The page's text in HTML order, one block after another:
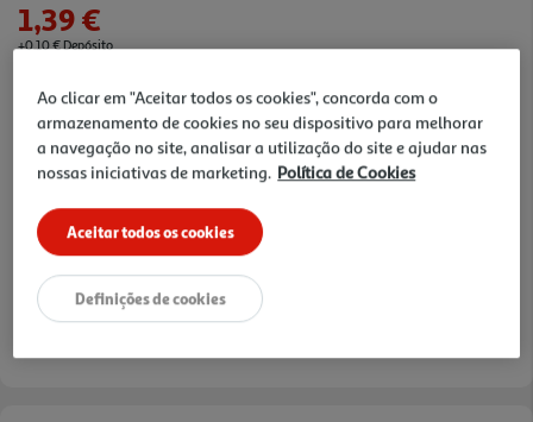
1,39 €
+0,10 € Depósito
Notas de preparação
Ao clicar em "Aceitar todos os cookies", concorda com o
armazenamento de cookies no seu dispositivo para melhorar
a navegação no site, analisar a utilização do site e ajudar nas
nossas iniciativas de marketing. Política de Cookies
Aceitar todos os cookies
Definições de cookies